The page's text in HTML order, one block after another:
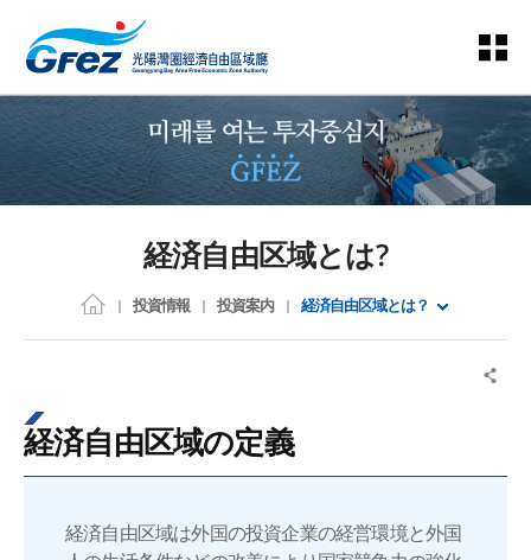
経済自由区域とは？
投資情報 投資案内 経済自由区域とは？
経済自由区域の定義
経済自由区域は外国の投資企業の経営環境と外国